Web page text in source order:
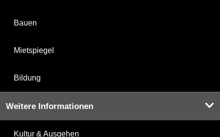
Bauen
Mietspiegel
Bildung
Weitere Informationen
Kultur & Ausgehen